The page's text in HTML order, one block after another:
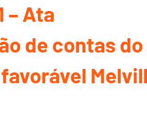
– Ata
de contas